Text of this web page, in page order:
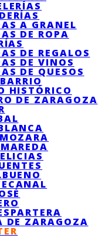
A GRANEL
DE ROPA
DE REGALOS
DE VINOS
DE QUESOS
HISTÓRICO
DE ZARAGOZA
DE ZARAGOZA